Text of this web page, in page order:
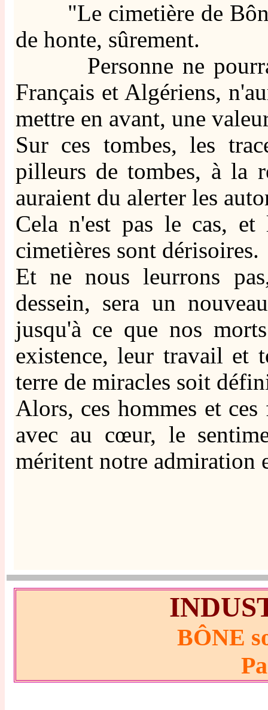
"Le cimetière de
de honte, sûrement.
Personne ne pourra
Français et Algériens,
mettre en avant, une
Sur ces tombes, les
pilleurs de tombes, à la
auraient du alerter les
Cela n'est pas le cas, et
cimetières sont dérisoires.
Et ne nous leurrons
dessein, sera un
jusqu'à ce que nos
existence, leur travail et
terre de miracles soit
Alors, ces hommes et
avec au cœur, le
méritent notre admiration
BÔNE